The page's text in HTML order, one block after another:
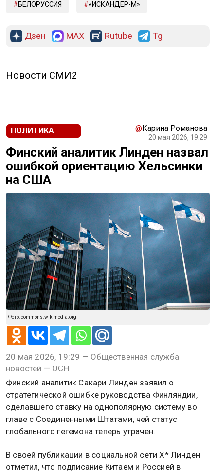
БЕЛОРУССИЯ «ИСКАНДЕР-М»
Дзен MAX Rutube Tg
Новости СМИ2
ПОЛИТИКА @Карина Романова
20 мая 2026, 19:29
Финский аналитик Линден назвал
ошибкой ориентацию Хельсинки
на США
Фото: commons.wikimedia.org
20 мая 2026, 19:29 — Общественная служба
новостей — ОСН
Финский аналитик Сакари Линден заявил о
стратегической ошибке руководства Финляндии,
сделавшего ставку на однополярную систему во
главе с Соединенными Штатами, чей статус
глобального гегемона теперь утрачен.
В своей публикации в социальной сети X* Линден
отметил, что подписание Китаем и Россией в